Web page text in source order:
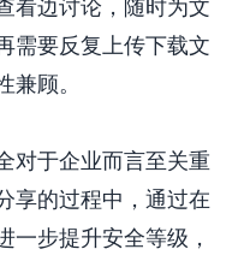
看边讨论，随时为文
需要反复上传下载文
顾。
对于企业而言至关重
享的过程中，通过在
一步提升安全等级，